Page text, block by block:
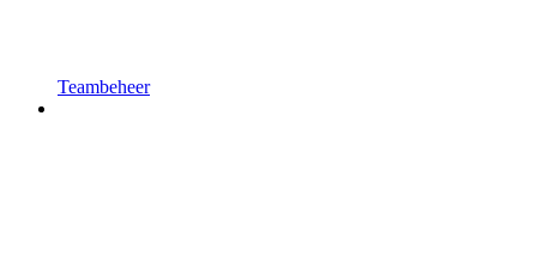
Teambeheer